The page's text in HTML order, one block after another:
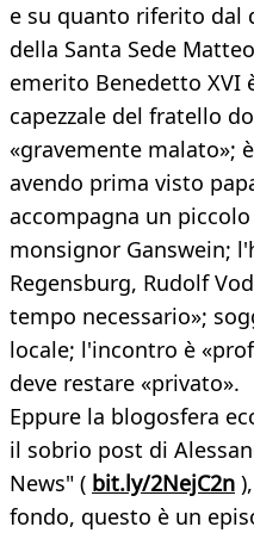
e su quanto riferito dal
della Santa Sede
emerito Benedetto XVI
capezzale del fratello
«gravemente malato»;
avendo prima visto
accompagna un
monsignor Ganswein;
Regensburg, Rudolf
tempo necessario»;
locale; l'incontro è
deve restare «privato».
Eppure la blogosfera
il sobrio post di
News" ( bit.ly/2NejC2n
fondo, questo è un